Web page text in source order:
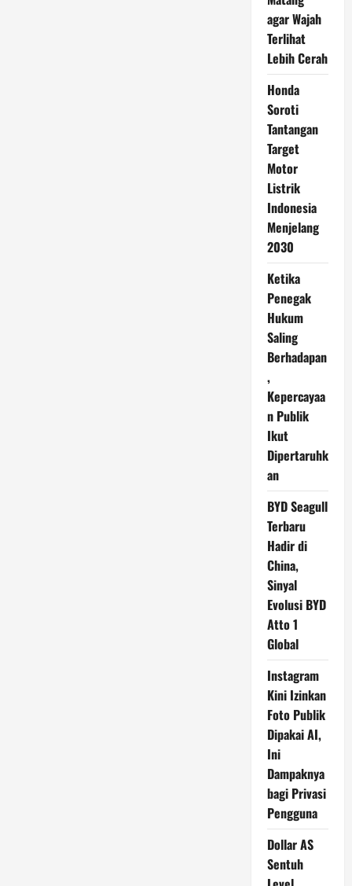
agar Wajah
Terlihat
Lebih Cerah
Honda
Soroti
Tantangan
Target
Motor
Listrik
Indonesia
Menjelang
2030
Ketika
Penegak
Hukum
Saling
Berhadapan
,
Kepercayaa
n Publik
Ikut
Dipertaruhk
an
BYD Seagull
Terbaru
Hadir di
China,
Sinyal
Evolusi BYD
Atto 1
Global
Instagram
Kini Izinkan
Foto Publik
Dipakai AI,
Ini
Dampaknya
bagi Privasi
Pengguna
Dollar AS
Sentuh